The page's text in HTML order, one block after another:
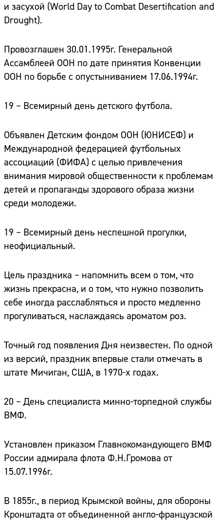
и засухой (World Day to Combat Desertification and
Drought).
Провозглашен 30.01.1995г. Генеральной
Ассамблеей ООН по дате принятия Конвенции
ООН по борьбе с опустыниванием 17.06.1994г.
19 – Всемирный день детского футбола.
Объявлен Детским фондом ООН (ЮНИСЕФ) и
Международной федерацией футбольных
ассоциаций (ФИФА) с целью привлечения
внимания мировой общественности к проблемам
детей и пропаганды здорового образа жизни
среди молодежи.
19 – Всемирный день неспешной прогулки,
неофициальный.
Цель праздника – напомнить всем о том, что
жизнь прекрасна, и о том, что нужно позволить
себе иногда расслабляться и просто медленно
прогуливаться, наслаждаясь ароматом роз.
Точный год появления Дня неизвестен. По одной
из версий, праздник впервые стали отмечать в
штате Мичиган, США, в 1970-х годах.
20 – День специалиста минно-торпедной службы
ВМФ.
Установлен приказом Главнокомандующего ВМФ
России адмирала флота Ф.Н.Громова от
15.07.1996г.
В 1855г., в период Крымской войны, для обороны
Кронштадта от объединенной англо-французской